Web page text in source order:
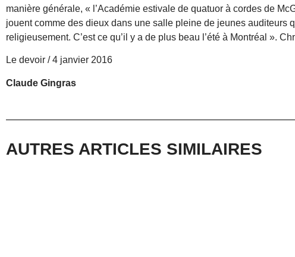
manière générale, « l’Académie estivale de quatuor à cordes de
jouent comme des dieux dans une salle pleine de jeunes auditeurs
religieusement. C’est ce qu’il y a de plus beau l’été à Montréal ».
Le devoir / 4 janvier 2016
Claude Gingras
AUTRES ARTICLES SIMILAIRES